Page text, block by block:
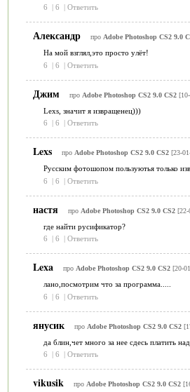
6
| 6 | Ответить
Александр про Adobe Photoshop CS2 9.0
На мой взглял,это просто улёт!
6
| 6 | Ответить
Джим про Adobe Photoshop CS2 9.0 CS2[10-
Lexs, значит я извращенец)))
6
| 6 | Ответить
Lexs про Adobe Photoshop CS2 9.0 CS2[23-
Русским фотошопом пользуютья только
6
| 6 | Ответить
настя про Adobe Photoshop CS2 9.0 CS2[22-
где найти русификатор?
6
| 6 | Ответить
Lexa про Adobe Photoshop CS2 9.0 CS2[20-
лано,посмотрим что за программа.....
6
| 6 | Ответить
янусик про Adobe Photoshop CS2 9.0 CS2
да блин,чет много за нее сдесь платить
6
| 6 | Ответить
vikusik про Adobe Photoshop CS2 9.0 CS2